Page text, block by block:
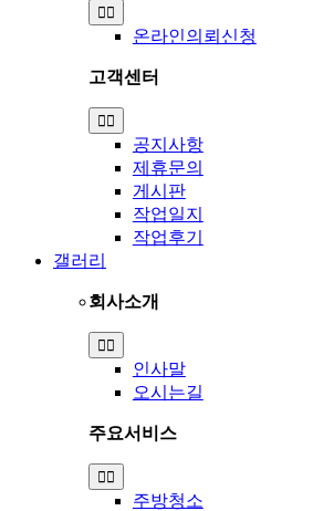
Toggle
Navigation
온라인의뢰신청
고객센터
Toggle
Navigation
공지사항
제휴문의
게시판
작업일지
작업후기
갤러리
회사소개
Toggle
Navigation
인사말
오시는길
주요서비스
Toggle
Navigation
주방청소